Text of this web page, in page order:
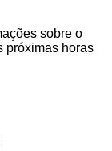
sobre o
próximas horas